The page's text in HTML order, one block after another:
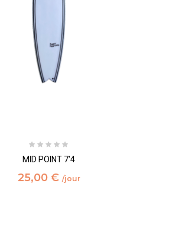
MID POINT 7'4
25,00 € /jour